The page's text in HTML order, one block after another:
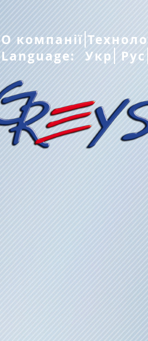
О компанії
Language: Укр Рус